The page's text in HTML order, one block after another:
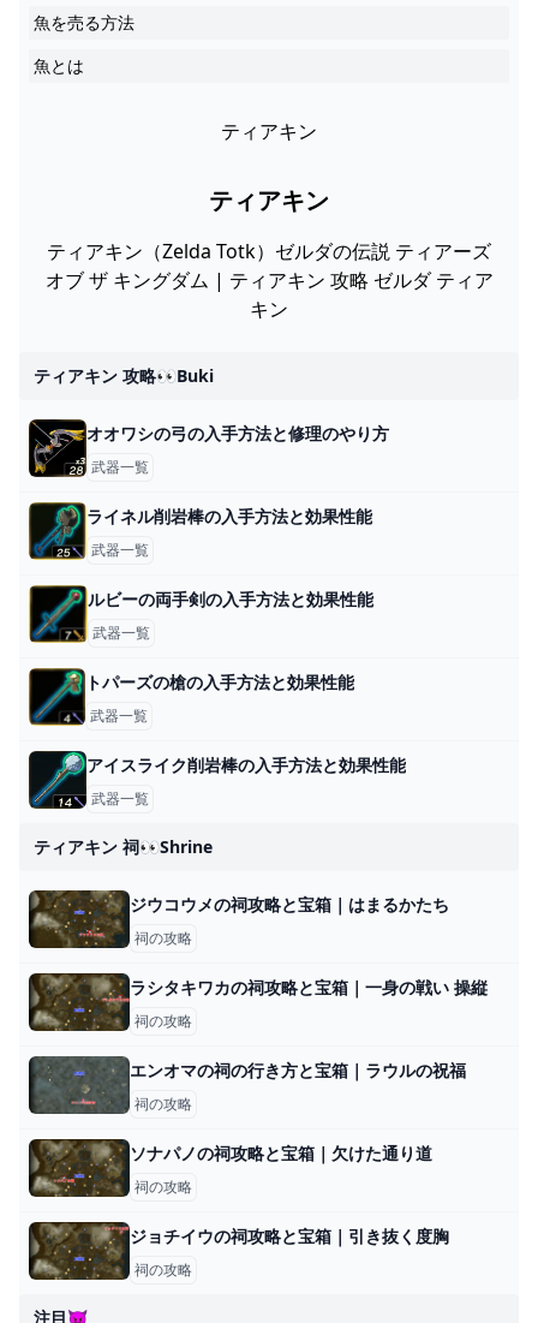
魚を売る方法
魚とは
ティアキン
ティアキン
ティアキン（Zelda Totk）ゼルダの伝説 ティアーズ
オブ ザ キングダム | ティアキン 攻略 ゼルダ ティア
キン
ティアキン 攻略👀buki
オオワシの弓の入手方法と修理のやり方
武器一覧
ライネル削岩棒の入手方法と効果性能
武器一覧
ルビーの両手剣の入手方法と効果性能
武器一覧
トパーズの槍の入手方法と効果性能
武器一覧
アイスライク削岩棒の入手方法と効果性能
武器一覧
ティアキン 祠👀shrine
ジウコウメの祠攻略と宝箱｜はまるかたち
祠の攻略
ラシタキワカの祠攻略と宝箱｜一身の戦い 操縦
祠の攻略
エンオマの祠の行き方と宝箱｜ラウルの祝福
祠の攻略
ソナパノの祠攻略と宝箱｜欠けた通り道
祠の攻略
ジョチイウの祠攻略と宝箱｜引き抜く度胸
祠の攻略
注目😈